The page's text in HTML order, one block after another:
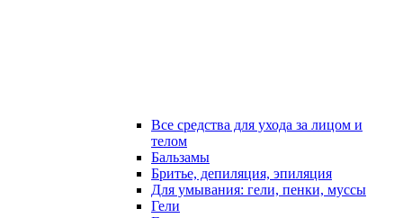
Все средства для ухода за лицом и
телом
Бальзамы
Бритье, депиляция, эпиляция
Для умывания: гели, пенки, муссы
Гели